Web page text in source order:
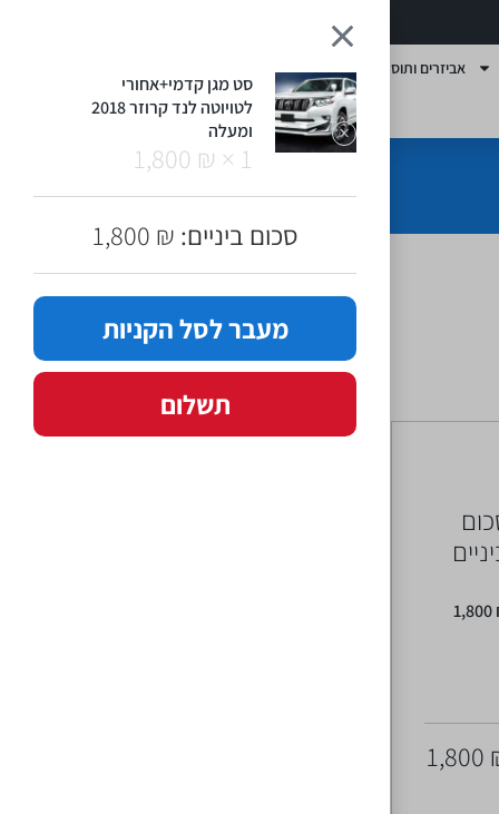
אביזרים ותוספות
סט מגן קדמי+אחורי
לטויוטה לנד קרוזר 2018
ומעלה
1 ×
1,800 ₪
סכום ביניים: 1,800 ₪
מעבר לסל הקניות
תשלום
1,800
1,800